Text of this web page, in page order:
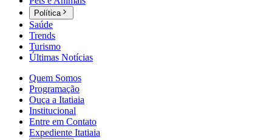
Política
Saúde
Trends
Turismo
Últimas Notícias
Quem Somos
Programação
Ouça a Itatiaia
Institucional
Entre em Contato
Expediente Itatiaia